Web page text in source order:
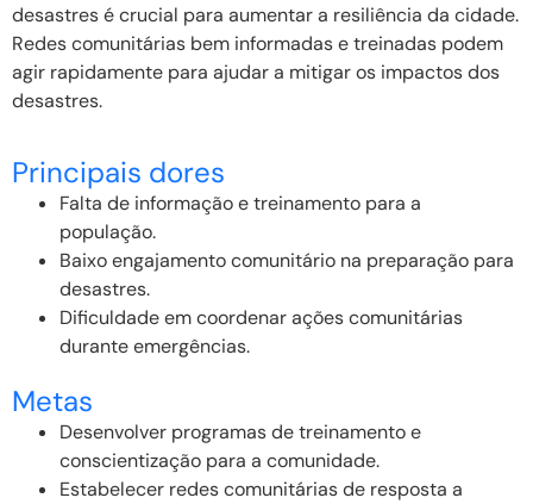
desastres é crucial para aumentar a resiliência da cidade.
Redes comunitárias bem informadas e treinadas podem
agir rapidamente para ajudar a mitigar os impactos dos
desastres.
Principais dores
Falta de informação e treinamento para a
população.
Baixo engajamento comunitário na preparação para
desastres.
Dificuldade em coordenar ações comunitárias
durante emergências.
Metas
Desenvolver programas de treinamento e
conscientização para a comunidade.
Estabelecer redes comunitárias de resposta a